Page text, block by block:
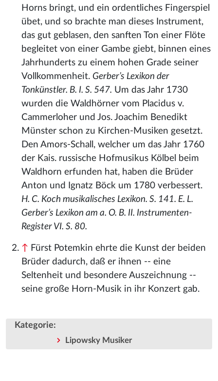
Horns bringt, und ein ordentliches Fingerspiel
übet, und so brachte man dieses Instrument,
das gut geblasen, den sanften Ton einer Flöte
begleitet von einer Gambe giebt, binnen eines
Jahrhunderts zu einem hohen Grade seiner
Vollkommenheit. Gerber’s Lexikon der
Tonkünstler. B. I. S. 547. Um das Jahr 1730
wurden die Waldhörner vom Placidus v.
Cammerloher und Jos. Joachim Benedikt
Münster schon zu Kirchen-Musiken gesetzt.
Den Amors-Schall, welcher um das Jahr 1760
der Kais. russische Hofmusikus Kölbel beim
Waldhorn erfunden hat, haben die Brüder
Anton und Ignatz Böck um 1780 verbessert.
H. C. Koch musikalisches Lexikon. S. 141. E. L.
Gerber’s Lexikon am a. O. B. II. Instrumenten-
Register VI. S. 80.
↑ Fürst Potemkin ehrte die Kunst der beiden
Brüder dadurch, daß er ihnen -- eine
Seltenheit und besondere Auszeichnung --
seine große Horn-Musik in ihr Konzert gab.
Kategorie:
Lipowsky Musiker